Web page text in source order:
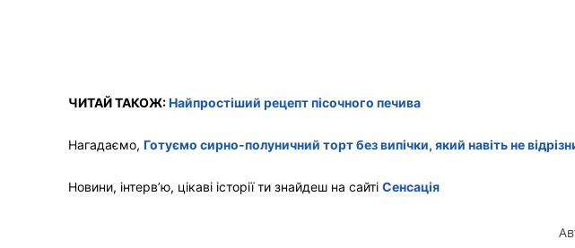
ЧИТАЙ ТАКОЖ:Найпростіший рецепт пісочного печива
Нагадаємо, Готуємо сирно-полуничний торт без випічки, який навіть не
Новини, інтерв’ю, цікаві історії ти знайдеш на сайті Сенсація